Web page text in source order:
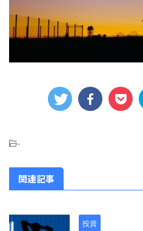
-
関連記事
投資